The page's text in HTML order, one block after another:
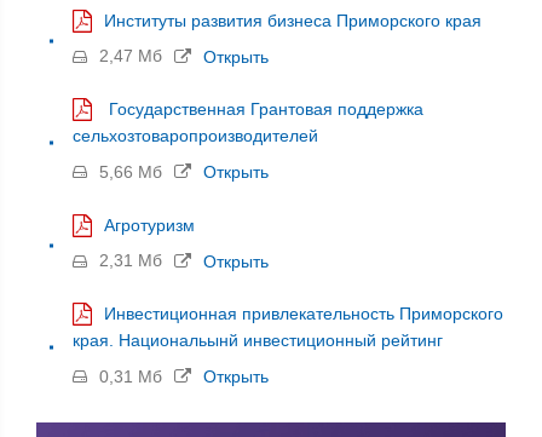
Институты развития бизнеса Приморского края
2,47 Мб
Открыть
Государственная Грантовая поддержка
сельхозтоваропроизводителей
5,66 Мб
Открыть
Агротуризм
2,31 Мб
Открыть
Инвестиционная привлекательность Приморского
края. Национальынй инвестиционный рейтинг
0,31 Мб
Открыть